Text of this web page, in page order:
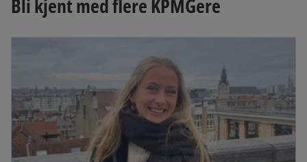
Bli kjent med flere KPMGere